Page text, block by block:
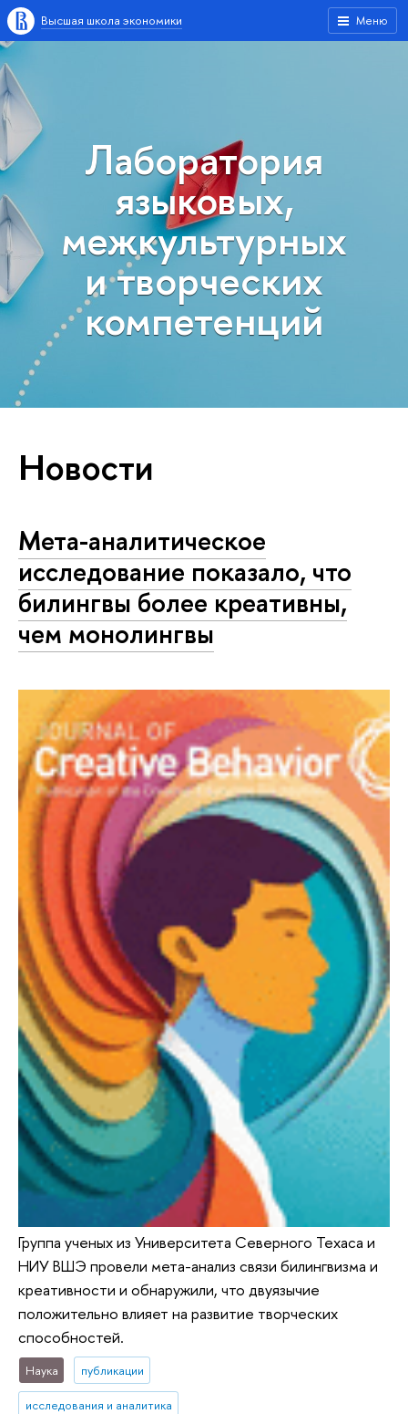
Меню
Высшая школа экономики
Лаборатория
языковых,
межкультурных
и творческих
компетенций
Новости
Мета-аналитическое
исследование показало, что
билингвы более креативны,
чем монолингвы
Группа ученых из Университета Северного Техаса и
НИУ ВШЭ провели мета-анализ связи билингвизма и
креативности и обнаружили, что двуязычие
положительно влияет на развитие творческих
способностей.
Наука публикации
исследования и аналитика